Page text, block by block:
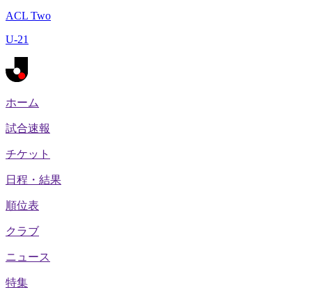
ACL Two
U-21
ホーム
試合速報
チケット
日程・結果
順位表
クラブ
ニュース
特集